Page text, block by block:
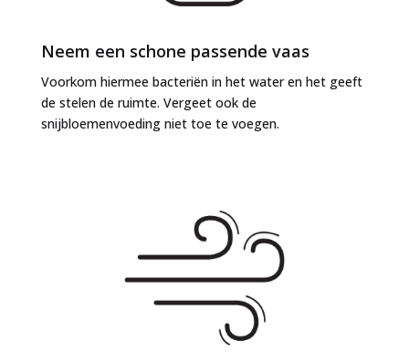
Neem een schone passende vaas
Voorkom hiermee bacteriën in het water en het geeft
de stelen de ruimte. Vergeet ook de
snijbloemenvoeding niet toe te voegen.